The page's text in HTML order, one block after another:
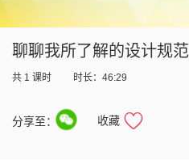
聊聊我所了解的设计规范
共 1 课时 时长：46:29
分享至： 收藏